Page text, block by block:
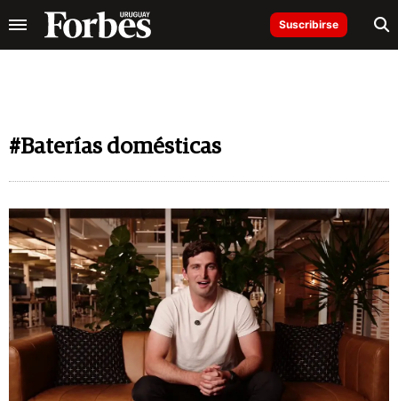
Suscribirse
#Baterías domésticas